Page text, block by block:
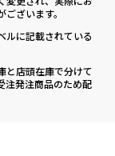
ざいます。
ルに記載されている
と店頭在庫で分けて
注発注商品のため配